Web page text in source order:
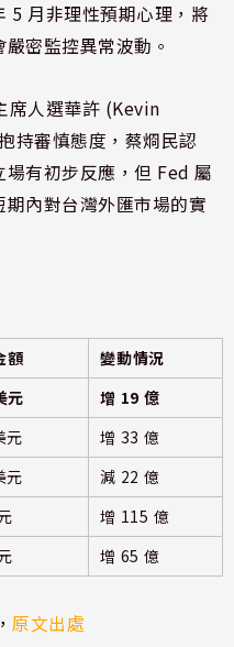
5 月非理性預期心理，將
密監控異常波動。
席人選華許 (Kevin
持審慎態度，蔡烱民認
有初步反應，但 Fed 屬
內對台灣外匯市場的實
額
變動情況
元
增 19 億
元
增 33 億
元
減 22 億
增 115 億
增 65 億
原文出處